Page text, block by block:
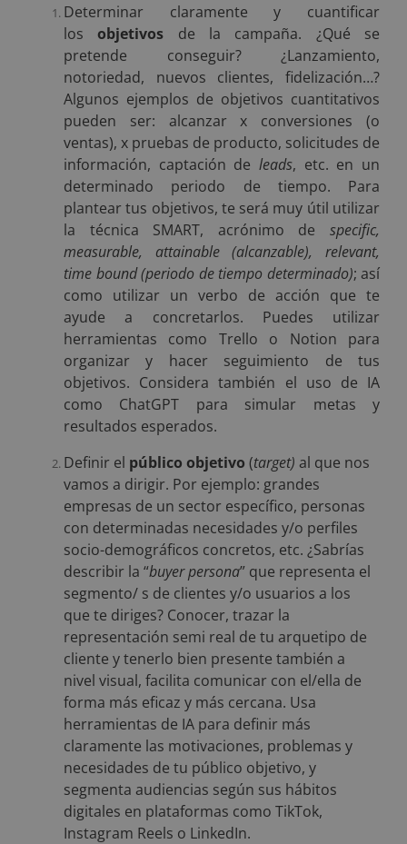
Determinar claramente y cuantificar
losobjetivos de la campaña. ¿Qué se
pretende conseguir? ¿Lanzamiento,
notoriedad, nuevos clientes, fidelización…?
Algunos ejemplos de objetivos cuantitativos
pueden ser: alcanzar x conversiones (o
ventas), x pruebas de producto, solicitudes de
información, captación de leads, etc. en un
determinado periodo de tiempo. Para
plantear tus objetivos, te será muy útil utilizar
la técnica SMART, acrónimo de specific,
measurable, attainable (alcanzable), relevant,
time bound (periodo de tiempo determinado); así
como utilizar un verbo de acción que te
ayude a concretarlos. Puedes utilizar
herramientas como Trello o Notion para
organizar y hacer seguimiento de tus
objetivos. Considera también el uso de IA
como ChatGPT para simular metas y
resultados esperados.
Definir el público objetivo (target) al que nos
vamos a dirigir. Por ejemplo: grandes
empresas de un sector específico, personas
con determinadas necesidades y/o perfiles
socio-demográficos concretos, etc. ¿Sabrías
describir la “buyer persona” que representa el
segmento/ s de clientes y/o usuarios a los
que te diriges? Conocer, trazar la
representación semi real de tu arquetipo de
cliente y tenerlo bien presente también a
nivel visual, facilita comunicar con el/ella de
forma más eficaz y más cercana. Usa
herramientas de IA para definir más
claramente las motivaciones, problemas y
necesidades de tu público objetivo, y
segmenta audiencias según sus hábitos
digitales en plataformas como TikTok,
Instagram Reels o LinkedIn.